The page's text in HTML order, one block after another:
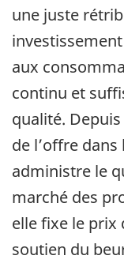
une juste
aux
continu et
qualité.
de l’offre
administre le
marché des
elle fixe le prix
soutien du